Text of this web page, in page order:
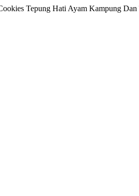
Tepung Hati Ayam Kampung